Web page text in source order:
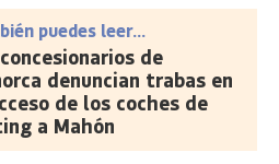
puedes leer...
de
denuncian trabas en
de los coches de
a Mahón